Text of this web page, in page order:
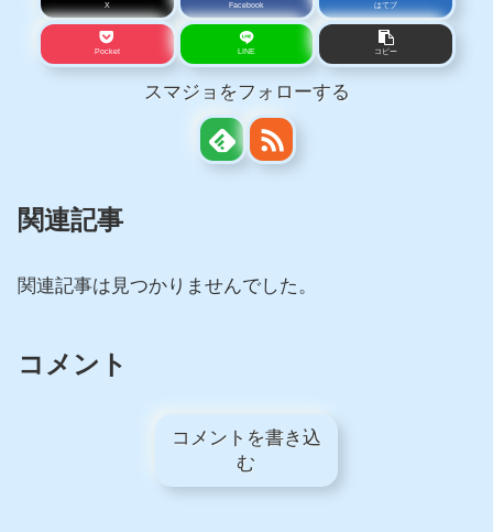
X Facebook はてブ
Pocket LINE コピー
スマジョをフォローする
関連記事
関連記事は見つかりませんでした。
コメント
コメントを書き込
む